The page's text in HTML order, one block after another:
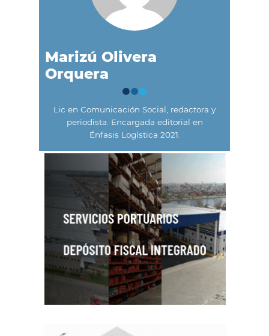
Marizú Olivera
Orquera
Lic en Comunicación Social, redactora y
periodista. Encargada editorial en
Énfasis Logística 2021.